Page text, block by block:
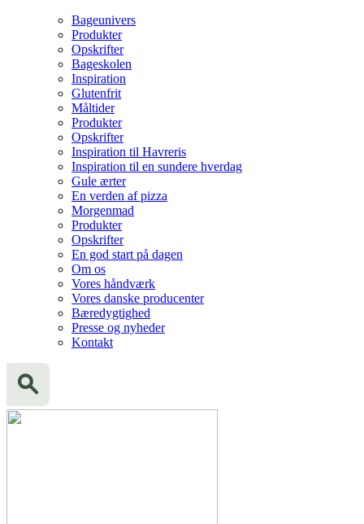
Bageunivers
Produkter
Opskrifter
Bageskolen
Inspiration
Glutenfrit
Måltider
Produkter
Opskrifter
Inspiration til Havreris
Inspiration til en sundere hverdag
Gule ærter
En verden af pizza
Morgenmad
Produkter
Opskrifter
En god start på dagen
Om os
Vores håndværk
Vores danske producenter
Bæredygtighed
Presse og nyheder
Kontakt